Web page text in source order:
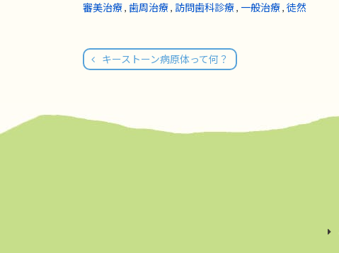
審美治療, 歯周治療, 訪問歯科診療, 一般治療, 徒然
キーストーン病原体って何？